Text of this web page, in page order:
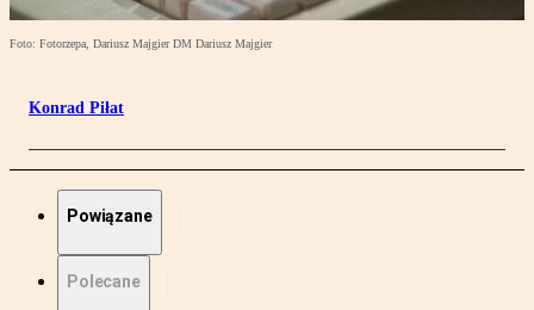
Foto: Fotorzepa, Dariusz Majgier DM Dariusz Majgier
Konrad Piłat
Powiązane
Polecane